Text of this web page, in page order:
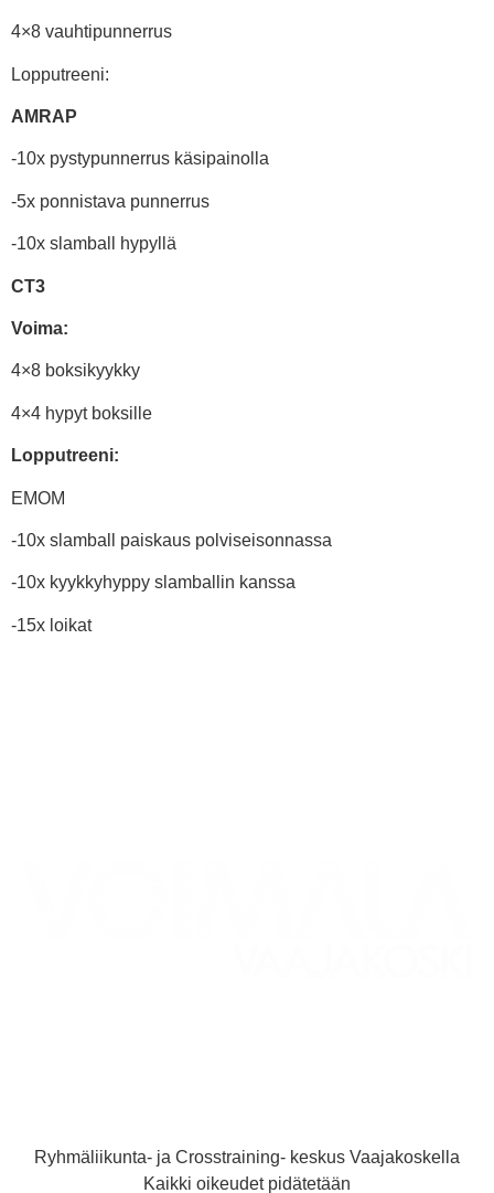
4×8 vauhtipunnerrus
Lopputreeni:
AMRAP
-10x pystypunnerrus käsipainolla
-5x ponnistava punnerrus
-10x slamball hypyllä
CT3
Voima:
4×8 boksikyykky
4×4 hypyt boksille
Lopputreeni:
EMOM
-10x slamball paiskaus polviseisonnassa
-10x kyykkyhyppy slamballin kanssa
-15x loikat
Ryhmäliikunta- ja Crosstraining- keskus Vaajakoskella
Kaikki oikeudet pidätetään